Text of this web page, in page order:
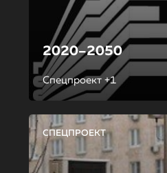
2020–2050
Спецпроект +1
СПЕЦПРОЕКТ